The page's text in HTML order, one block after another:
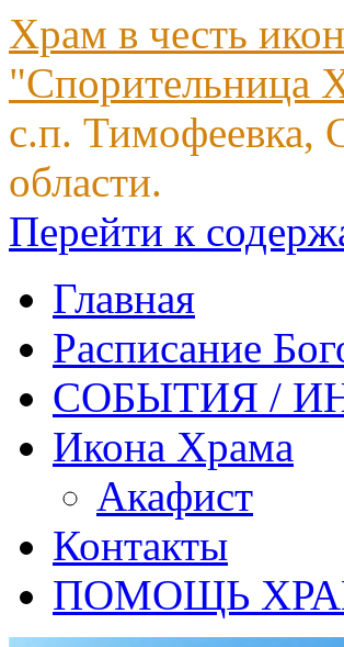
Храм в честь
"Спорительница
с.п. Тимофеевка,
области.
Перейти к
Главная
Расписание
СОБЫТИЯ /
Икона Храма
Акафист
Контакты
ПОМОЩЬ